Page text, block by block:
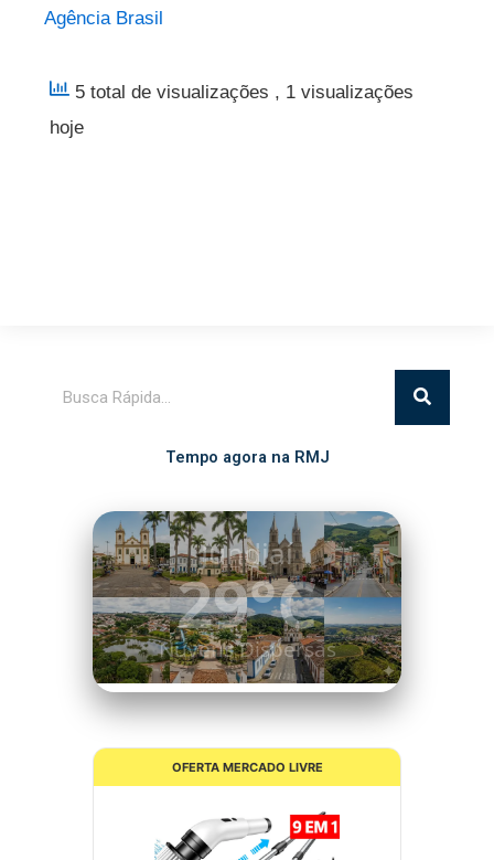
Agência Brasil
5 total de visualizações , 1 visualizações
hoje
Tempo agora na RMJ
Itatiba
26°C
Céu Limpo
OFERTA MERCADO LIVRE